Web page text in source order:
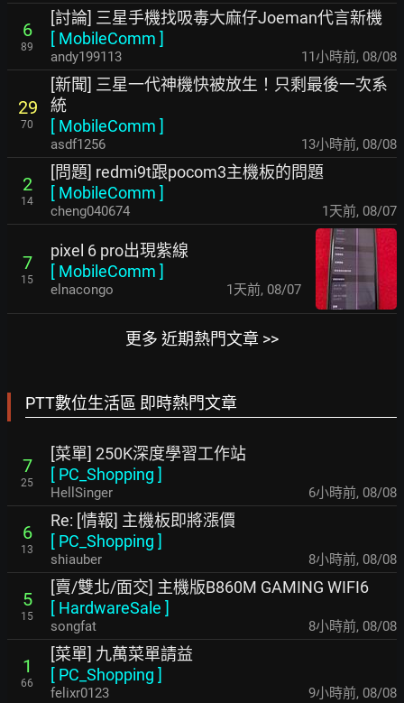
6
89
[討論] 三星手機找吸毒大麻仔Joeman代言新機
[ MobileComm ]
andy199113 11小時前, 08/08
29
70
[新聞] 三星一代神機快被放生！只剩最後一次系
統
[ MobileComm ]
asdf1256 13小時前, 08/08
2
14
[問題] redmi9t跟pocom3主機板的問題
[ MobileComm ]
cheng040674 1天前, 08/07
7
15
pixel 6 pro出現紫線
[ MobileComm ]
elnacongo 1天前, 08/07
更多 近期熱門文章 >>
PTT數位生活區 即時熱門文章
7
25
[菜單] 250K深度學習工作站
[ PC_Shopping ]
HellSinger 6小時前, 08/08
6
13
Re: [情報] 主機板即將漲價
[ PC_Shopping ]
shiauber 8小時前, 08/08
5
15
[賣/雙北/面交] 主機版B860M GAMING WIFI6
[ HardwareSale ]
songfat 8小時前, 08/08
1
66
[菜單] 九萬菜單請益
[ PC_Shopping ]
felixr0123 9小時前, 08/08